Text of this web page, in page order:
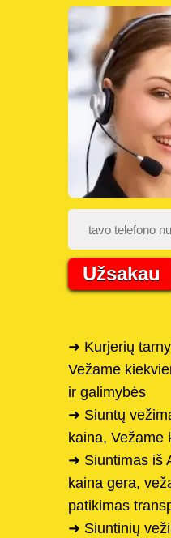
Užsakau
➜ Kurjerių
Vežame
ir galimybės
➜ Siuntų
kaina, Vežame
➜ Siuntimas iš
kaina gera,
patikimas
➜ Siuntinių